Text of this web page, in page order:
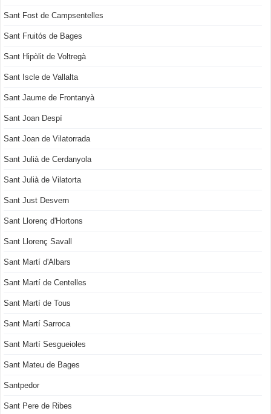
Sant Fost de Campsentelles
Sant Fruitós de Bages
Sant Hipòlit de Voltregà
Sant Iscle de Vallalta
Sant Jaume de Frontanyà
Sant Joan Despí
Sant Joan de Vilatorrada
Sant Julià de Cerdanyola
Sant Julià de Vilatorta
Sant Just Desvern
Sant Llorenç d'Hortons
Sant Llorenç Savall
Sant Martí d'Albars
Sant Martí de Centelles
Sant Martí de Tous
Sant Martí Sarroca
Sant Martí Sesgueioles
Sant Mateu de Bages
Santpedor
Sant Pere de Ribes